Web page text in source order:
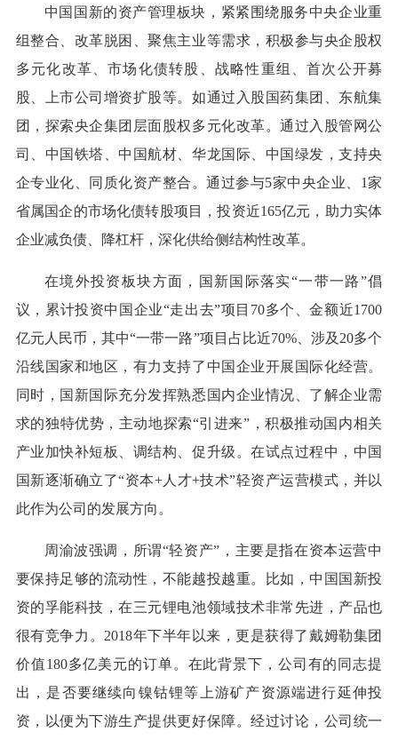
中国国新的资产管理板块，紧紧围绕服务中央企业重
组整合、改革脱困、聚焦主业等需求，积极参与央企股权
多元化改革、市场化债转股、战略性重组、首次公开募
股、上市公司增资扩股等。如通过入股国药集团、东航集
团，探索央企集团层面股权多元化改革。通过入股管网公
司、中国铁塔、中国航材、华龙国际、中国绿发，支持央
企专业化、同质化资产整合。通过参与5家中央企业、1家
省属国企的市场化债转股项目，投资近165亿元，助力实体
企业减负债、降杠杆，深化供给侧结构性改革。
在境外投资板块方面，国新国际落实“一带一路”倡
议，累计投资中国企业“走出去”项目70多个、金额近1700
亿元人民币，其中“一带一路”项目占比近70%、涉及20多个
沿线国家和地区，有力支持了中国企业开展国际化经营。
同时，国新国际充分发挥熟悉国内企业情况、了解企业需
求的独特优势，主动地探索“引进来”，积极推动国内相关
产业加快补短板、调结构、促升级。在试点过程中，中国
国新逐渐确立了“资本+人才+技术”轻资产运营模式，并以
此作为公司的发展方向。
周渝波强调，所谓“轻资产”，主要是指在资本运营中
要保持足够的流动性，不能越投越重。比如，中国国新投
资的孚能科技，在三元锂电池领域技术非常先进，产品也
很有竞争力。2018年下半年以来，更是获得了戴姆勒集团
价值180多亿美元的订单。在此背景下，公司有的同志提
出，是否要继续向镍钴锂等上游矿产资源端进行延伸投
资，以便为下游生产提供更好保障。经过讨论，公司统一